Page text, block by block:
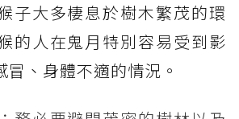
子大多棲息於樹木繁茂的環
的人在鬼月特別容易受到影
、身體不適的情況。